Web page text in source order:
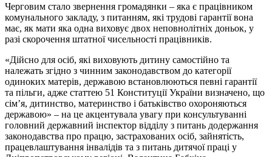
Черговим стало звернення громадянки – яка є працівником
комунального закладу, з питанням, які трудові гарантії вона
має, як мати яка одна виховує двох неповнолітніх доньок, у
разі скорочення штатної чисельності працівників.
«Дійсно для осіб, які виховують дитину самостійно та
належать згідно з чинним законодавством до категорії
одиноких матерів, державою встановлюються певні гарантії
та пільги, адже статтею 51 Конституції України визначено, що
сім’я, дитинство, материнство і батьківство охороняються
державою» – на це акцентувала увагу при консультуванні
головний державний інспектор відділу з питань додержання
законодавства про працю, застрахованих осіб, зайнятість,
працевлаштування інвалідів та з питань дитячої праці у